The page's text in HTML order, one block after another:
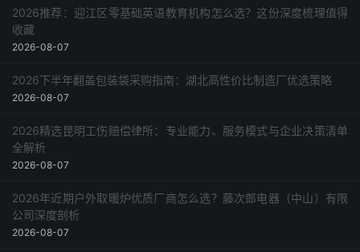
2026推荐：迎江区零基础英语教育机构怎么选？这份深度梳理值得
收藏
2026-08-07
2026下半年翻盖包装袋采购指南：湖北高性价比制造厂优选策略
2026-08-07
2026精选昆明工伤赔偿律所：专业能力、服务模式与企业决策清单
全解析
2026-08-07
2026年近期户外取暖炉优质厂商怎么选？藤次郎电器（中山）有限
公司深度剖析
2026-08-07